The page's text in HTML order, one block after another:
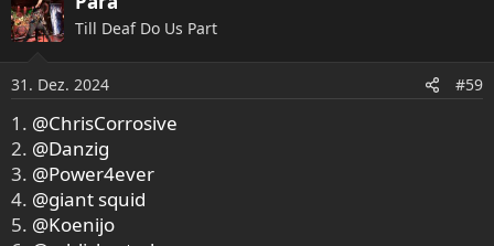
Till Deaf Do Us Part
31. Dez. 2024 #59
1. @ChrisCorrosive
2. @Danzig
3. @Power4ever
4. @giant squid
5. @Koenijo